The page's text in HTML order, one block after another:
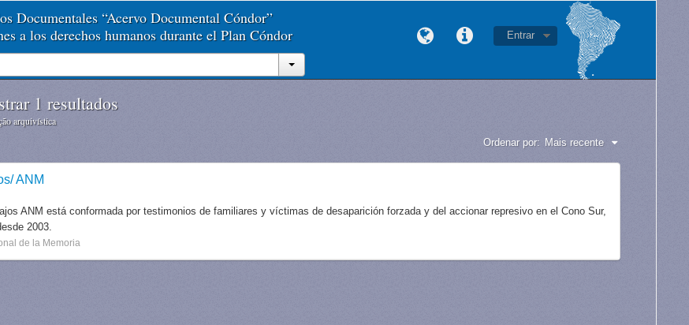
Documentales “Acervo Documental Cóndor”
a los derechos humanos durante el Plan Cóndor
Entrar
1 resultados
arquivística
Ordenar por: Mais recente
ANM
ANM está conformada por testimonios de familiares y víctimas de desaparición forzada y del accionar represivo en el Cono Sur,
2003.
de la Memoria